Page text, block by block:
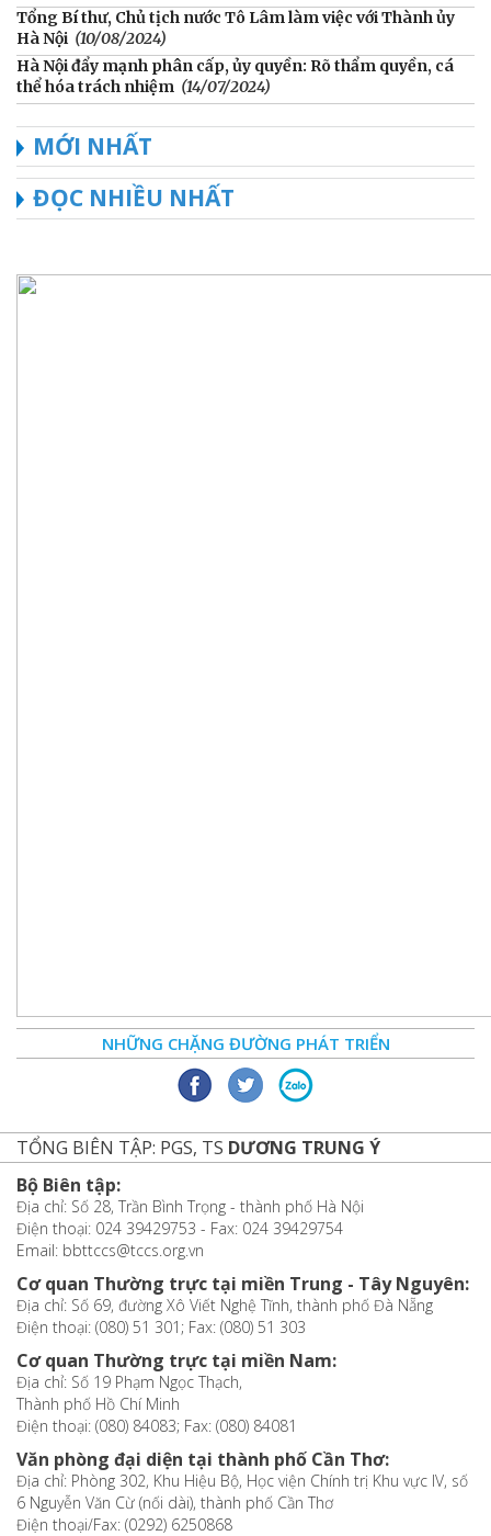
Tổng Bí thư, Chủ tịch nước Tô Lâm làm việc với Thành ủy
Hà Nội (10/08/2024)
Hà Nội đẩy mạnh phân cấp, ủy quyền: Rõ thẩm quyền, cá
thể hóa trách nhiệm (14/07/2024)
MỚI NHẤT
ĐỌC NHIỀU NHẤT
NHỮNG CHẶNG ĐƯỜNG PHÁT TRIỂN
TỔNG BIÊN TẬP: PGS, TS DƯƠNG TRUNG Ý
Bộ Biên tập:
Địa chỉ: Số 28, Trần Bình Trọng - thành phố Hà Nội
Điện thoại: 024 39429753 - Fax: 024 39429754
Email: bbttccs@tccs.org.vn
Cơ quan Thường trực tại miền Trung - Tây Nguyên:
Địa chỉ: Số 69, đường Xô Viết Nghệ Tĩnh, thành phố Đà Nẵng
Điện thoại: (080) 51 301; Fax: (080) 51 303
Cơ quan Thường trực tại miền Nam:
Địa chỉ: Số 19 Phạm Ngọc Thạch,
Thành phố Hồ Chí Minh
Điện thoại: (080) 84083; Fax: (080) 84081
Văn phòng đại diện tại thành phố Cần Thơ:
Địa chỉ: Phòng 302, Khu Hiệu Bộ, Học viện Chính trị Khu vực IV, số
6 Nguyễn Văn Cừ (nối dài), thành phố Cần Thơ
Điện thoại/Fax: (0292) 6250868